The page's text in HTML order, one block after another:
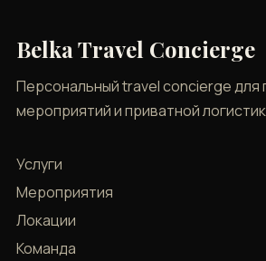
Belka Travel Concierge
Персональный travel concierge для
мероприятий и приватной
Услуги
Мероприятия
Локации
Команда